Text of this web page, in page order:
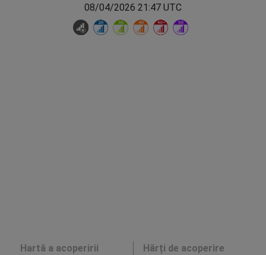
08/04/2026 21:47 UTC
Hartă a acoperirii
Hărți de acoperire